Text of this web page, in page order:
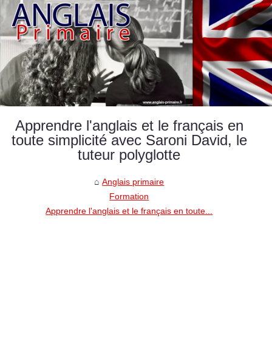
Apprendre l'anglais et le français en
toute simplicité avec Saroni David, le
tuteur polyglotte
Anglais primaire
Formation
Apprendre l'anglais et le français en toute...